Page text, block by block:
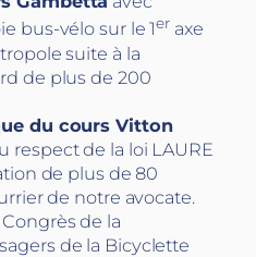
bus-vélo sur le 1er axe
suite à la
de plus de 200
du cours Vitton
respect de la loi LAURE
de plus de 80
de notre avocate.
de la
de la Bicyclette